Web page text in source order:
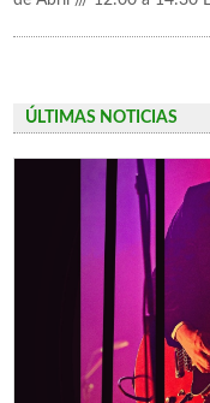
ÚLTIMAS NOTICIAS